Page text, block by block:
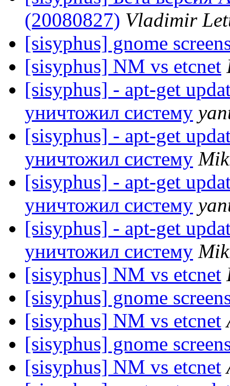
(20080827) Vladimir
[sisyphus] gnome
[sisyphus] NM vs etcnet
[sisyphus] - apt-get
уничтожил систему
[sisyphus] - apt-get
уничтожил систему
[sisyphus] - apt-get
уничтожил систему
[sisyphus] - apt-get
уничтожил систему
[sisyphus] NM vs etcnet
[sisyphus] gnome
[sisyphus] NM vs etcnet
[sisyphus] gnome
[sisyphus] NM vs etcnet